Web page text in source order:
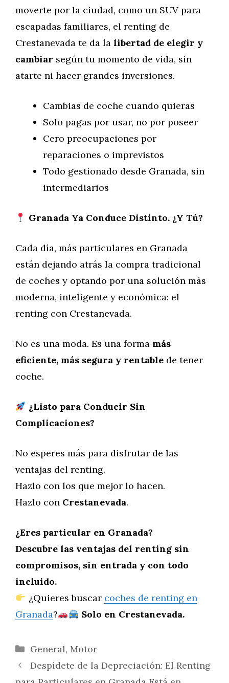
moverte por la ciudad, como un SUV para
escapadas familiares, el renting de
Crestanevada te da la libertad de elegir y
cambiar según tu momento de vida, sin
atarte ni hacer grandes inversiones.
Cambias de coche cuando quieras
Solo pagas por usar, no por poseer
Cero preocupaciones por
reparaciones o imprevistos
Todo gestionado desde Granada, sin
intermediarios
Granada Ya Conduce Distinto. ¿Y Tú?
Cada día, más particulares en Granada
están dejando atrás la compra tradicional
de coches y optando por una solución más
moderna, inteligente y económica: el
renting con Crestanevada.
No es una moda. Es una forma más
eficiente, más segura y rentable de tener
coche.
¿Listo para Conducir Sin
Complicaciones?
No esperes más para disfrutar de las
ventajas del renting.
Hazlo con los que mejor lo hacen.
Hazlo con Crestanevada.
¿Eres particular en Granada?
Descubre las ventajas del renting sin
compromisos, sin entrada y con todo
incluido.
¿Quieres buscar coches de renting en
Granada? Solo en Crestanevada.
Categorías
General, Motor
Despídete de la Depreciación: El Renting